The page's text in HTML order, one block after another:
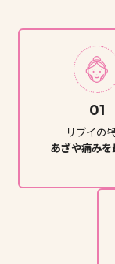
01
リブイの
あざや痛み